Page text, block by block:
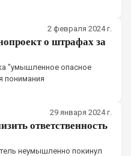
2 февраля 2024 г.
о штрафах за
"умышленное опасное
понимания
29 января 2024 г.
ответственность
неумышленно покинул